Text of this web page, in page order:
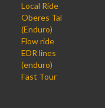
Local Ride
Oberes Tal
(Enduro)
Flow ride
EDR lines
(enduro)
Fast Tour